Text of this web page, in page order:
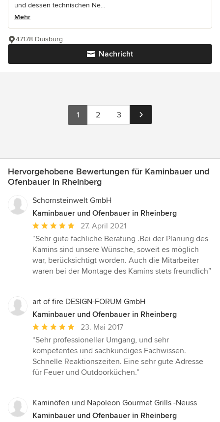
und dessen technischen Ne...
Mehr
Nachricht
47178 Duisburg
1 2 3
Hervorgehobene Bewertungen für Kaminbauer und
Ofenbauer in Rheinberg
Schornsteinwelt GmbH
Kaminbauer und Ofenbauer in Rheinberg
Durchschnittliche
Bewertung:
5
von
5
27. April 2021
“Sehr gute fachliche Beratung .Bei der Planung des
Kamins sind unsere Wünsche, soweit es möglich
war, berücksichtigt worden. Auch die Mitarbeiter
waren bei der Montage des Kamins stets freundlich”
art of fire DESIGN-FORUM GmbH
Kaminbauer und Ofenbauer in Rheinberg
Durchschnittliche
Bewertung:
5
von
5
23. Mai 2017
“Sehr professioneller Umgang, und sehr
kompetentes und sachkundiges Fachwissen.
Schnelle Reaktionszeiten. Eine sehr gute Adresse
für Feuer und Outdoorküchen.”
Kaminöfen und Napoleon Gourmet Grills -Neuss
Kaminbauer und Ofenbauer in Rheinberg